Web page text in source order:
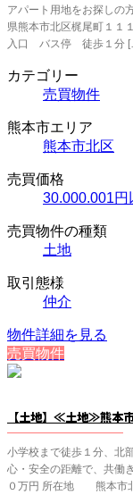
アパート用地をお探
県熊本市北区梶尾町１
入口 バス停 徒歩１分
カテゴリー
売買物件
熊本市エリア
熊本市北区
売買価格
30.000.001円
売買物件の種類
土地
取引態様
仲介
物件詳細を見る
売買物件
【土地】≪土地≫熊
小学校まで徒歩１分、北
心・安全の距離で、
０万円 所在地 熊本市